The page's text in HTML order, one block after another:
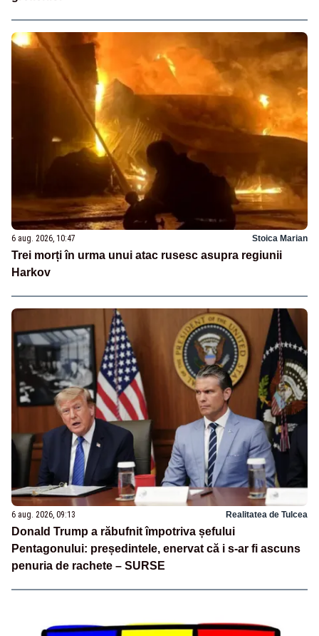
6 aug. 2026, 10:47 Stoica Marian
Trei morți în urma unui atac rusesc asupra regiunii
Harkov
6 aug. 2026, 09:13 Realitatea de Tulcea
Donald Trump a răbufnit împotriva șefului
Pentagonului: președintele, enervat că i s-ar fi ascuns
penuria de rachete – SURSE